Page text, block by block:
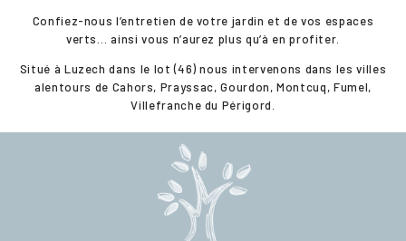
Confiez-nous l’entretien de votre jardin et de vos espaces
verts… ainsi vous n’aurez plus qu’à en profiter.
Situé à Luzech dans le lot (46) nous intervenons dans les villes
alentours de Cahors, Prayssac, Gourdon, Montcuq, Fumel,
Villefranche du Périgord.